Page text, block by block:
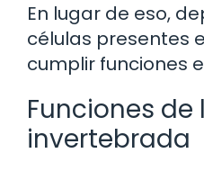
En lugar de eso,
células presentes
cumplir funciones
Funciones de
invertebrada